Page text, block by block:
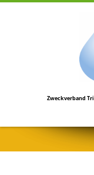
Zweckverband